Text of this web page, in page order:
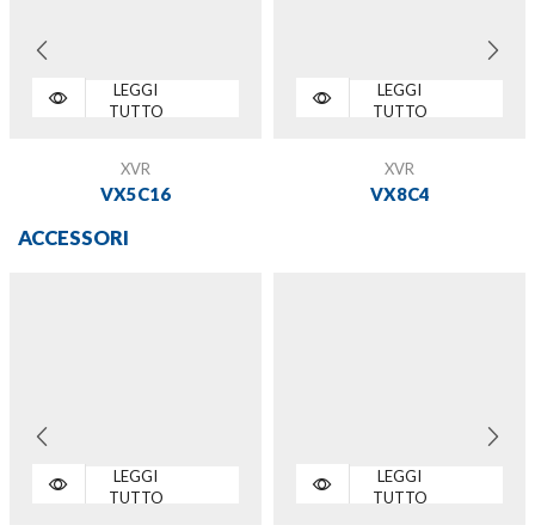
LEGGI
TUTTO
XVR
VX5C16
LEGGI
TUTTO
XVR
VX8C4
ACCESSORI
LEGGI
TUTTO
LEGGI
TUTTO